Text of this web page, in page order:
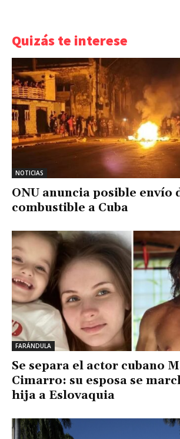
Quizás te interese
NOTICIAS
ONU anuncia posible envío
combustible a Cuba
FARÁNDULA
Se separa el actor cubano
Cimarro: su esposa se
hija a Eslovaquia